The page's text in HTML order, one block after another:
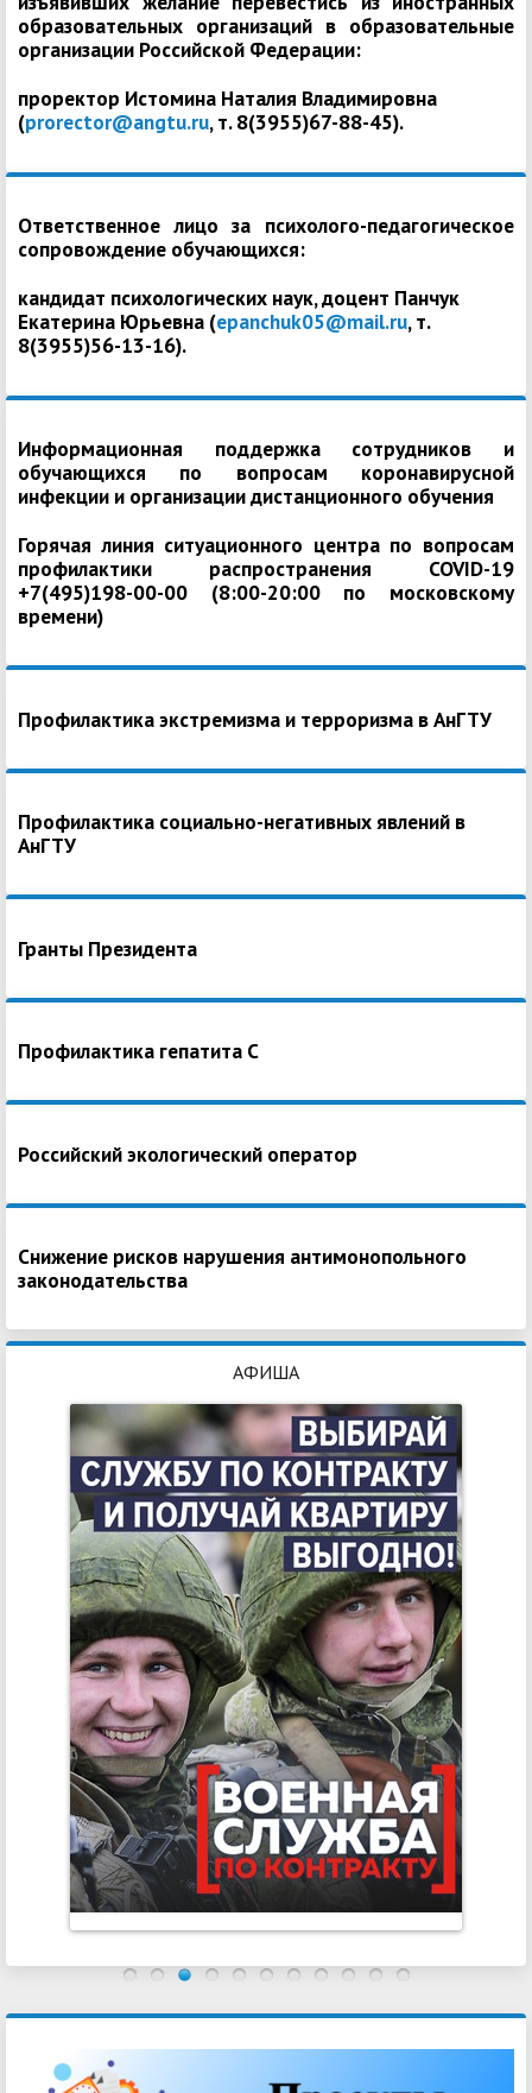
образовательных организаций в образовательные
организации Российской Федерации:
проректор Истомина Наталия Владимировна
(prorector@angtu.ru, т. 8(3955)67-88-45).
Ответственное лицо за психолого-педагогическое
сопровождение обучающихся:
кандидат психологических наук, доцент Панчук
Екатерина Юрьевна (epanchuk05@mail.ru, т.
8(3955)56-13-16).
Информационная поддержка сотрудников и
обучающихся по вопросам коронавирусной
инфекции и организации дистанционного обучения
Горячая линия ситуационного центра по вопросам
профилактики распространения COVID-19
+7(495)198-00-00 (8:00-20:00 по московскому
времени)
Профилактика экстремизма и терроризма в АнГТУ
Профилактика социально-негативных явлений в
АнГТУ
Гранты Президента
Профилактика гепатита С
Российский экологический оператор
Снижение рисков нарушения антимонопольного
законодательства
АФИША